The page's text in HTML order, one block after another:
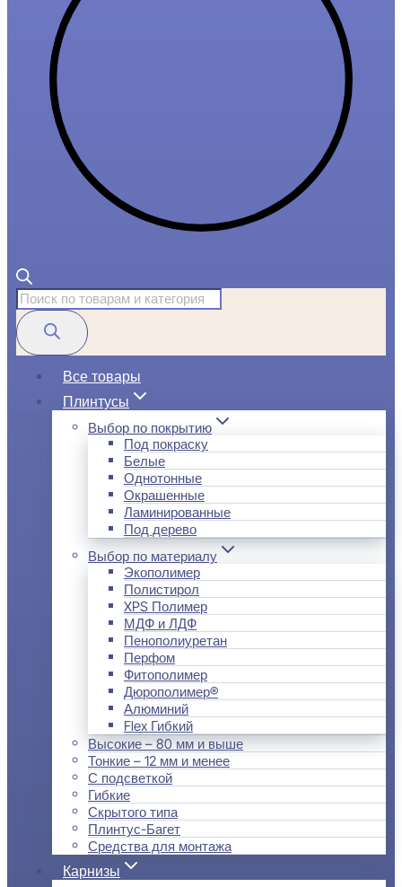
Поиск
товаров
Все товары
Плинтусы
Выбор по покрытию
Под покраску
Белые
Однотонные
Окрашенные
Ламинированные
Под дерево
Выбор по материалу
Экополимер
Полистирол
XPS Полимер
МДФ и ЛДФ
Пенополиуретан
Перфом
Фитополимер
Дюрополимер®
Алюминий
Flex Гибкий
Высокие – 80 мм и выше
Тонкие – 12 мм и менее
С подсветкой
Гибкие
Скрытого типа
Плинтус-Багет
Средства для монтажа
Карнизы